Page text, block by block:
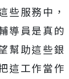
些服務中，
導員是真的
幫助這些銀
這工作當作